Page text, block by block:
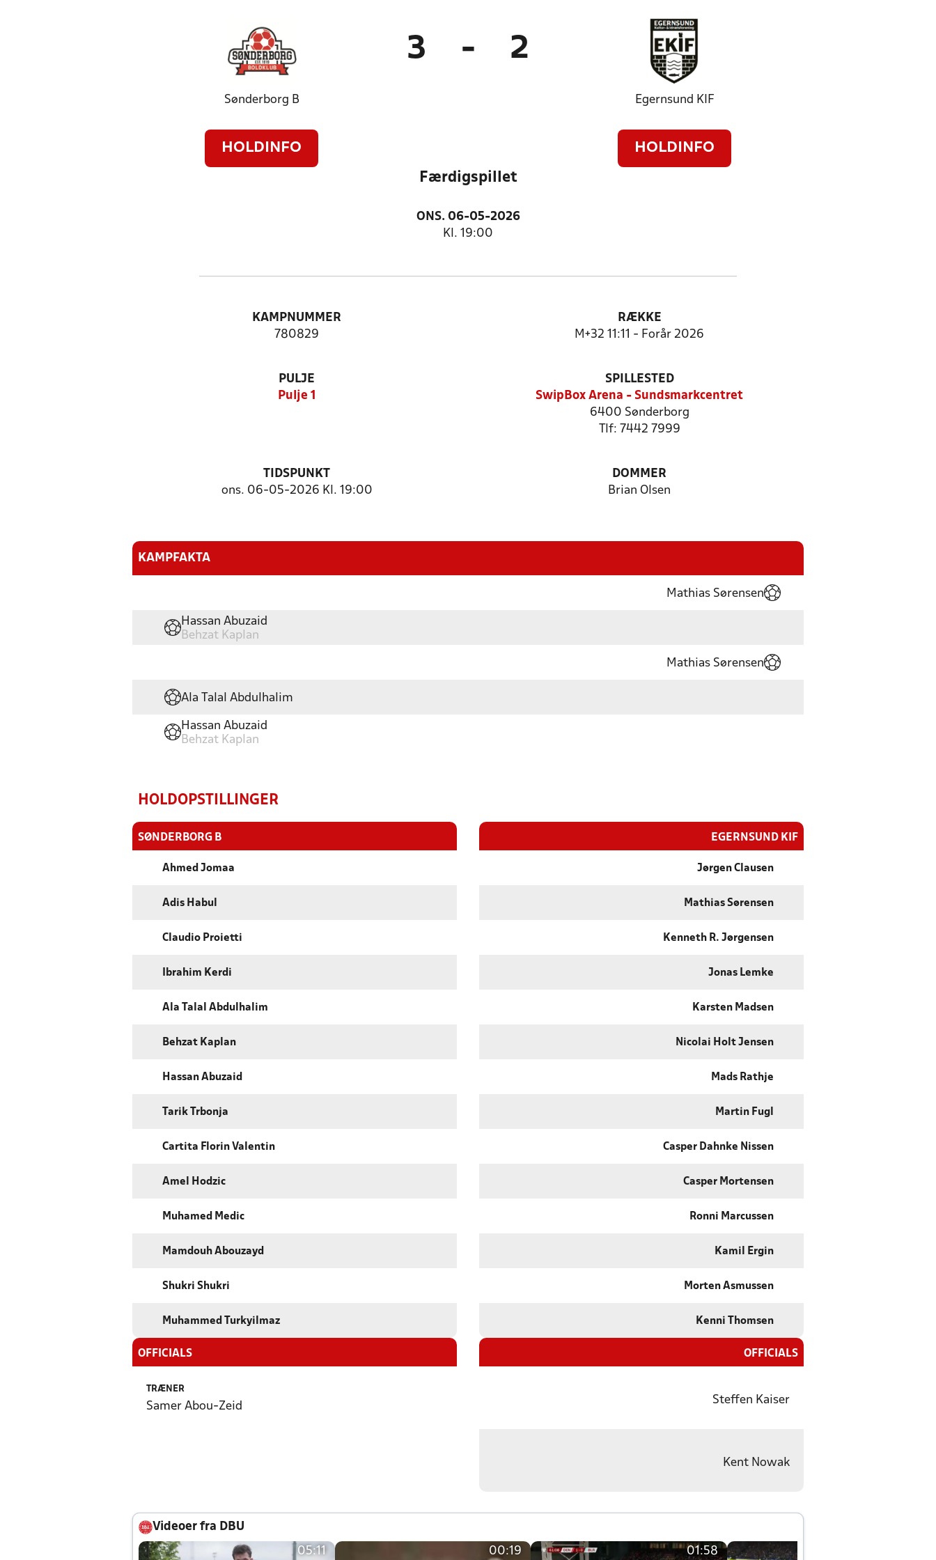
Sønderborg B
HOLDINFO
3 - 2
Egernsund KIF
HOLDINFO
Færdigspillet
ONS. 06-05-2026
Kl. 19:00
KAMPNUMMER
780829
RÆKKE
M+32 11:11 - Forår 2026
PULJE
Pulje 1
SPILLESTED
SwipBox Arena - Sundsmarkcentret
6400 Sønderborg
Tlf: 7442 7999
TIDSPUNKT
ons. 06-05-2026 Kl. 19:00
DOMMER
Brian Olsen
KAMPFAKTA
Mathias Sørensen
Hassan Abuzaid
Behzat Kaplan
Mathias Sørensen
Ala Talal Abdulhalim
Hassan Abuzaid
Behzat Kaplan
HOLDOPSTILLINGER
SØNDERBORG B
Ahmed Jomaa
Adis Habul
Claudio Proietti
Ibrahim Kerdi
Ala Talal Abdulhalim
Behzat Kaplan
Hassan Abuzaid
Tarik Trbonja
Cartita Florin Valentin
Amel Hodzic
Muhamed Medic
Mamdouh Abouzayd
Shukri Shukri
Muhammed Turkyilmaz
OFFICIALS
TRÆNER
Samer Abou-Zeid
EGERNSUND KIF
Jørgen Clausen
Mathias Sørensen
Kenneth R. Jørgensen
Jonas Lemke
Karsten Madsen
Nicolai Holt Jensen
Mads Rathje
Martin Fugl
Casper Dahnke Nissen
Casper Mortensen
Ronni Marcussen
Kamil Ergin
Morten Asmussen
Kenni Thomsen
OFFICIALS
Steffen Kaiser
Kent Nowak
Videoer fra DBU
05:11 00:19 01:58